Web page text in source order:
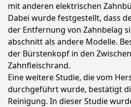
mit anderen elektrischen
Dabei wurde festgestellt, dass
der Entfernung von Zahnbelag
abschnitt als andere Modelle.
der Bürstenkopf in den
Zahnfleischrand.
Eine weitere Studie, die vom
durchgeführt wurde, bestätigt
Reinigung. In dieser Studie